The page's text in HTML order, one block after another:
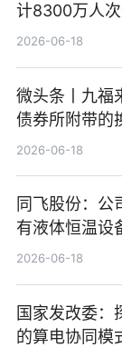
计8300万人
2026-06-18
微头条丨九福
债券所附带的
行5200万股
2026-06-18
同飞股份：公
有液体恒温设
置、纯水冷却
2026-06-18
国家发改委：
的算电协同模